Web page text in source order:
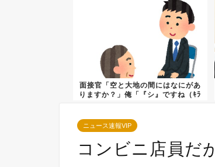
面接官「空と大地の間にはなにがあ
りますか？」俺「『シ』ですね（ｷﾗ
ニュース速報VIP
コンビニ店員だ